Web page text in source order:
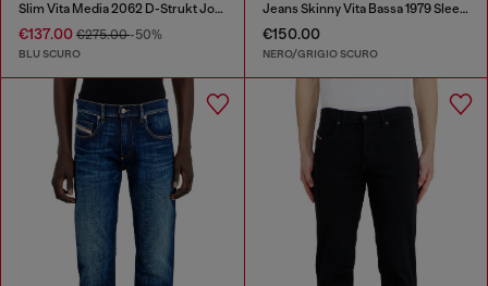
Slim Vita Media 2062 D-Strukt Joggjeans®
€137.00 €275.00-50%
BLU SCURO
Jeans Skinny Vita Bassa 1979 Sleenker
€150.00
NERO/GRIGIO SCURO